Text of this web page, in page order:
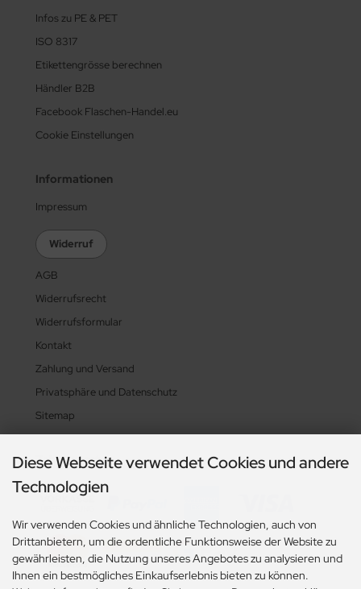
Infos zu PE & PET
ISO 8317
Etikettengrösse berechnen
Händler B2B
Facebook Flaschen-Handel.eu
Cookie Einstellungen
Informationen
Impressum
Widerruf
AGB
Widerrufsrecht
Widerrufsformular
Kontakt
Zahlung und Versand
Privatsphäre und Datenschutz
Sitemap
Zahlungsarten
Diese Webseite verwendet Cookies und andere
Technologien
Wir verwenden Cookies und ähnliche Technologien, auch von
Drittanbietern, um die ordentliche Funktionsweise der Website zu
gewährleisten, die Nutzung unseres Angebotes zu analysieren und
Ihnen ein bestmögliches Einkaufserlebnis bieten zu können.